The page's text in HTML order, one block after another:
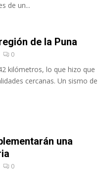
de un...
de la Puna
0
kilómetros, lo que hizo que
cercanas. Un sismo de
una
0